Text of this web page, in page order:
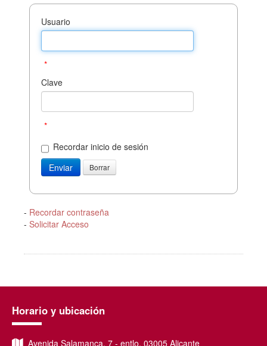
Usuario
*
Clave
*
Recordar inicio de sesión
- Recordar contraseña
- Solicitar Acceso
Horario y ubicación
Avenida Salamanca, 7 - entlo, 03005 Alicante